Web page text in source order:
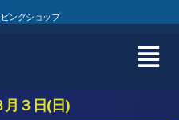
ングショップ
月３日(日)